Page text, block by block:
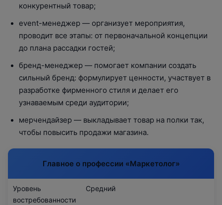
конкурентный товар;
event-менеджер — организует мероприятия,
проводит все этапы: от первоначальной концепции
до плана рассадки гостей;
бренд-менеджер — помогает компании создать
сильный бренд: формулирует ценности, участвует в
разработке фирменного стиля и делает его
узнаваемым среди аудитории;
мерчендайзер — выкладывает товар на полки так,
чтобы повысить продажи магазина.
Главное о профессии «‎Маркетолог»
Уровень
востребованности
Средний